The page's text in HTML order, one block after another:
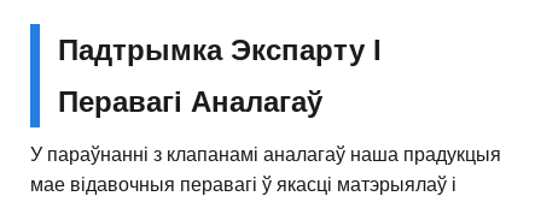
Падтрымка Экспарту І
Перавагі Аналагаў
У параўнанні з клапанамі аналагаў наша прадукцыя
мае відавочныя перавагі ў якасці матэрыялаў і